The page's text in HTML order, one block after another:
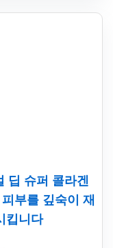
딥 슈퍼 콜라겐
부를 깊숙이 재
킵니다